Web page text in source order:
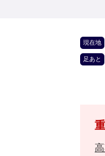
現在地
足あと